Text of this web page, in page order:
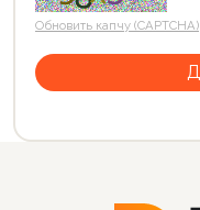
Обновить капчу (CAPTCHA)